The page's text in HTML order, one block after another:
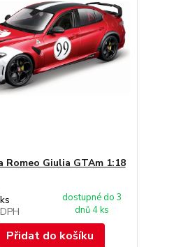
Romeo Giulia GTAm 1:18
ks
dostupné do 3
dnů 4 ks
Přidat do košíku